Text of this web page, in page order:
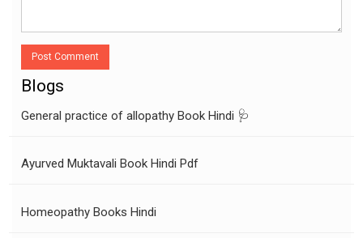
Post Comment
Blogs
General practice of allopathy Book Hindi 🩺
Ayurved Muktavali Book Hindi Pdf
Homeopathy Books Hindi